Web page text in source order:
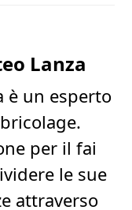
Lanza
è un esperto
per il fai
le sue
attraverso